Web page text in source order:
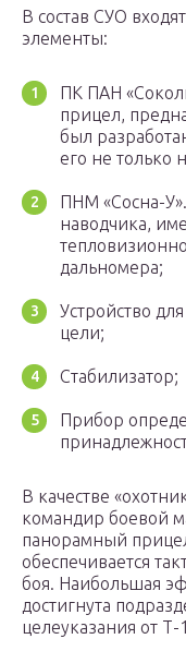
В состав СУО
элементы:
ПК ПАН
прицел,
был
его не
ПНМ «Сосна-
наводчика,
дальномера;
Устройство
цели;
Стабилизатор;
Прибор
В качестве
командир боевой
панорамный
обеспечивается
боя. Наибольшая
достигнута
целеуказания от Т-